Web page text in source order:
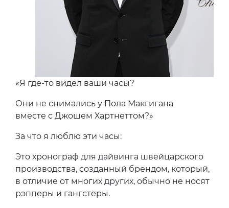
«Я где-то видел ваши часы?
Они не снимались у Пола Макгигана
вместе с Джошем Хартнеттом?»
За что я люблю эти часы:
Это хронограф для дайвинга швейцарского
производства, созданный брендом, который,
в отличие от многих других, обычно не носят
рэпперы и гангстеры.